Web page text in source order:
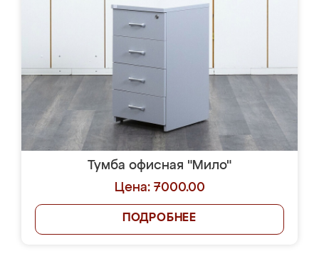
Тумба офисная "Мило"
Цена: 7000.00
ПОДРОБНЕЕ